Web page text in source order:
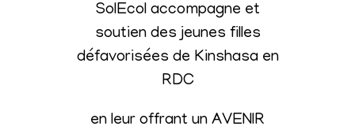
SolEcol accompagne et
soutien des jeunes filles
défavorisées de Kinshasa en
RDC
en leur offrant un AVENIR